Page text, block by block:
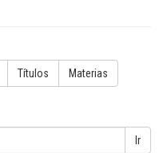
Títulos Materias
Ir